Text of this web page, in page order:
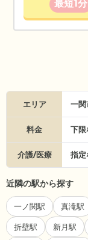
最短1分
エリア 一関
料金 下限
介護/医療 指定
近隣の駅から探す
一ノ関駅 真滝駅
折壁駅 新月駅